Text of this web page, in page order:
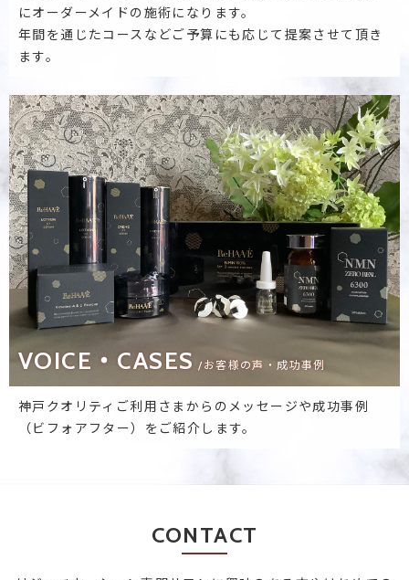
にオーダーメイドの施術になります。
年間を通じたコースなどご予算にも応じて提案させて頂き
ます。
VOICE・CASES /お客様の声・成功事例
神戸クオリティご利用さまからのメッセージや成功事例
（ビフォアフター）をご紹介します。
CONTACT